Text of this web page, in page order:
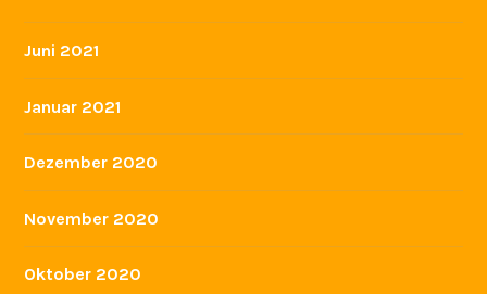
Juni 2021
Januar 2021
Dezember 2020
November 2020
Oktober 2020